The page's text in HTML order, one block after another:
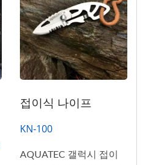
접이식 나이프
KN-100
AQUATEC 갤럭시 접이